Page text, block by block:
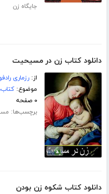
جایگاه زن
دانلود کتاب زن در مسیحیت
از:رزماری
موضوع:
۰ صفحه
برچسب‌ها:
دانلود کتاب شکوه زن بودن